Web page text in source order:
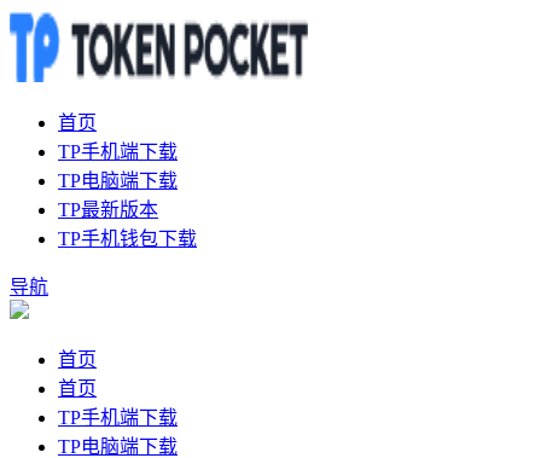
首页
TP手机端下载
TP电脑端下载
TP最新版本
TP手机钱包下载
导航
首页
首页
TP手机端下载
TP电脑端下载